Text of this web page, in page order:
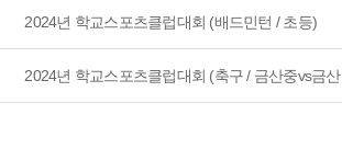
2024년 학교스포츠클럽대회 (배드민턴 / 초등)
2024년 학교스포츠클럽대회 (축구 / 금산중vs금